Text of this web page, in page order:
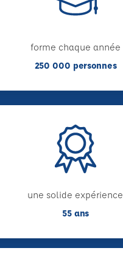
forme chaque année
250 000 personnes
une solide expérience
55 ans